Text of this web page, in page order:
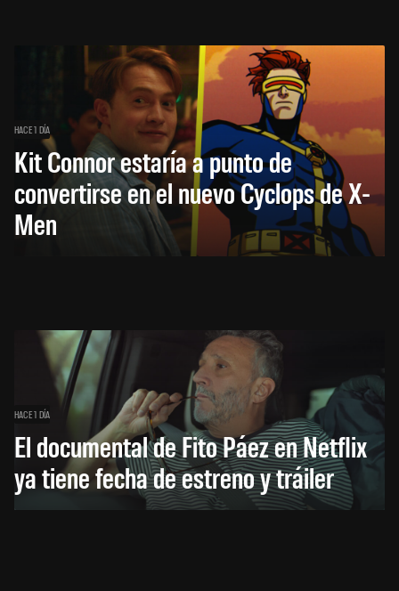
HACE 1 DÍA
Kit Connor estaría a punto de
convertirse en el nuevo Cyclops de X-
Men
HACE 1 DÍA
El documental de Fito Páez en Netflix
ya tiene fecha de estreno y tráiler